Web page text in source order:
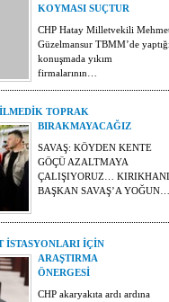
KOYMASI SUÇTUR
CHP Hatay Milletvekili
Güzelmansur TBMM’de yaptığı
konuşmada yıkım
firmalarının…
TOPRAK
BIRAKMAYACAĞIZ
SAVAŞ: KÖYDEN KENTE
GÖÇÜ AZALTMAYA
ÇALIŞIYORUZ…
BAŞKAN SAVAŞ’A YOĞUN…
İSTASYONLARI İÇİN
ARAŞTIRMA
ÖNERGESİ
CHP akaryakıta ardı ardına